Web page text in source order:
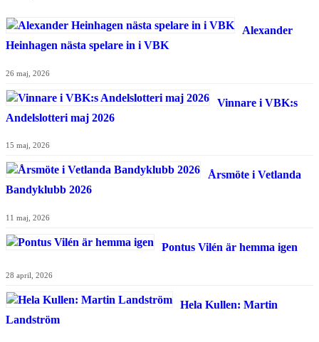
Alexander
Heinhagen nästa spelare in i VBK
26 maj, 2026
Vinnare i VBK:s
Andelslotteri maj 2026
15 maj, 2026
Årsmöte i Vetlanda
Bandyklubb 2026
11 maj, 2026
Pontus Vilén är hemma igen
28 april, 2026
Hela Kullen: Martin
Landström